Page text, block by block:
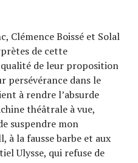
Clémence Boissé et Solal
de cette
de leur proposition
persévérance dans le
à rendre l’absurde
théâtrale à vue,
suspendre mon
la fausse barbe et aux
Ulysse, qui refuse de